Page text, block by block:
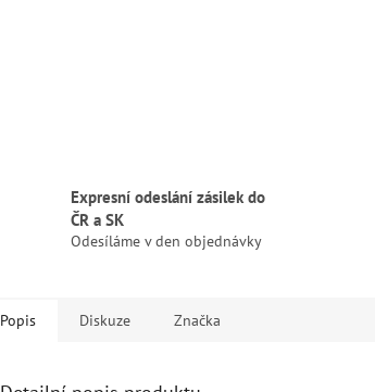
Expresní odeslání zásilek do
ČR a SK
Odesíláme v den objednávky
Popis Diskuze Značka